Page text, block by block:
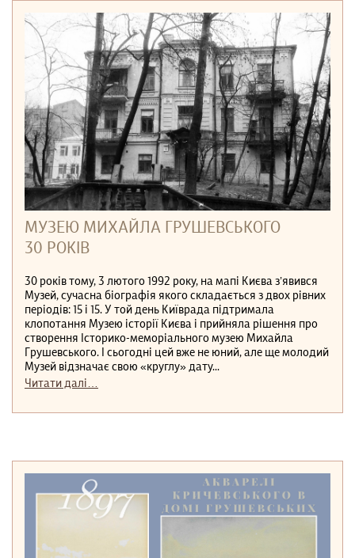
МУЗЕЮ МИХАЙЛА ГРУШЕВСЬКОГО
30 РОКІВ
30 років тому, 3 лютого 1992 року, на мапі Києва з’явився
Музей, сучасна біографія якого складається з двох рівних
періодів: 15 і 15. У той день Київрада підтримала
клопотання Музею історії Києва і прийняла рішення про
створення Історико-меморіального музею Михайла
Грушевського. І сьогодні цей вже не юний, але ще молодий
Музей відзначає свою «круглу» дату...
Читати далі…